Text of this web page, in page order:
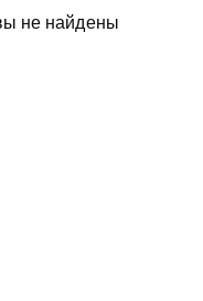
не найдены